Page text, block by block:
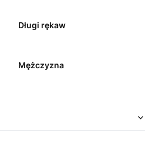
Długi rękaw
Mężczyzna